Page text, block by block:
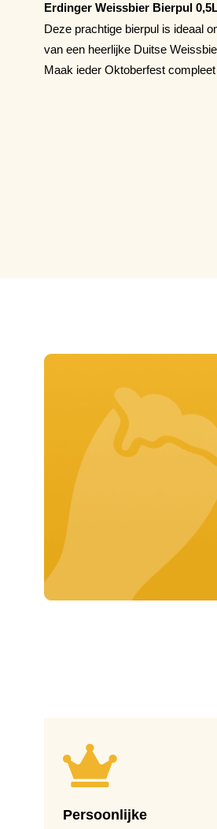
Erdinger Weissbier Bierpul
Deze prachtige bierpul is ideaal
van een heerlijke Duitse
Maak ieder Oktoberfest
Persoonlijke